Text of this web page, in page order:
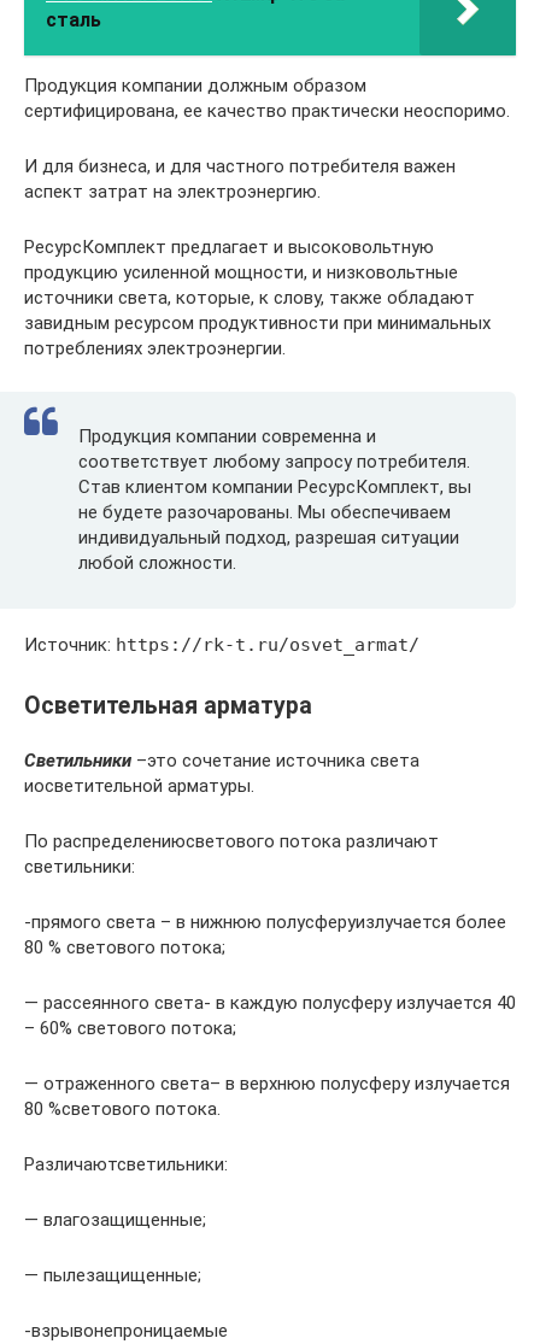
сталь
Продукция компании должным образом
сертифицирована, ее качество практически неоспоримо.
И для бизнеса, и для частного потребителя важен
аспект затрат на электроэнергию.
РесурсКомплект предлагает и высоковольтную
продукцию усиленной мощности, и низковольтные
источники света, которые, к слову, также обладают
завидным ресурсом продуктивности при минимальных
потреблениях электроэнергии.
Продукция компании современна и
соответствует любому запросу потребителя.
Став клиентом компании РесурсКомплект, вы
не будете разочарованы. Мы обеспечиваем
индивидуальный подход, разрешая ситуации
любой сложности.
Источник: https://rk-t.ru/osvet_armat/
Осветительная арматура
Светильники –это сочетание источника света
иосветительной арматуры.
По распределениюсветового потока различают
светильники:
-прямого света – в нижнюю полусферуизлучается более
80 % светового потока;
— рассеянного света- в каждую полусферу излучается 40
– 60% светового потока;
— отраженного света– в верхнюю полусферу излучается
80 %светового потока.
Различаютсветильники:
— влагозащищенные;
— пылезащищенные;
-взрывонепроницаемые